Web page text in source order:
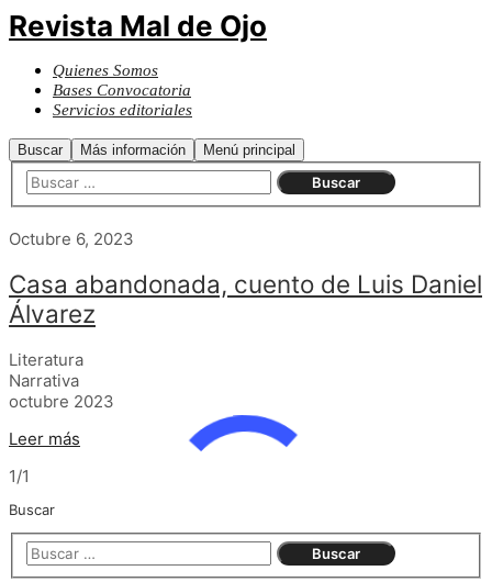
Revista Mal de Ojo
Quienes Somos
Bases Convocatoria
Servicios editoriales
Buscar Más información Menú principal
Octubre 6, 2023
Casa abandonada, cuento de Luis Daniel
Álvarez
Literatura
Narrativa
octubre 2023
Leer más
1/1
Buscar